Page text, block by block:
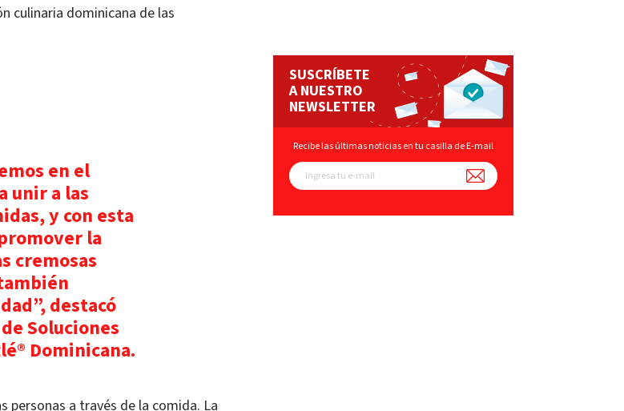
culinaria dominicana de las
en el
unir a las
y con esta
la
cremosas
destacó
Soluciones
Dominicana.
personas a través de la comida. La
SUSCRÍBETE
A NUESTRO
NEWSLETTER
Recibe las últimas noticias en tu casilla de E-mail